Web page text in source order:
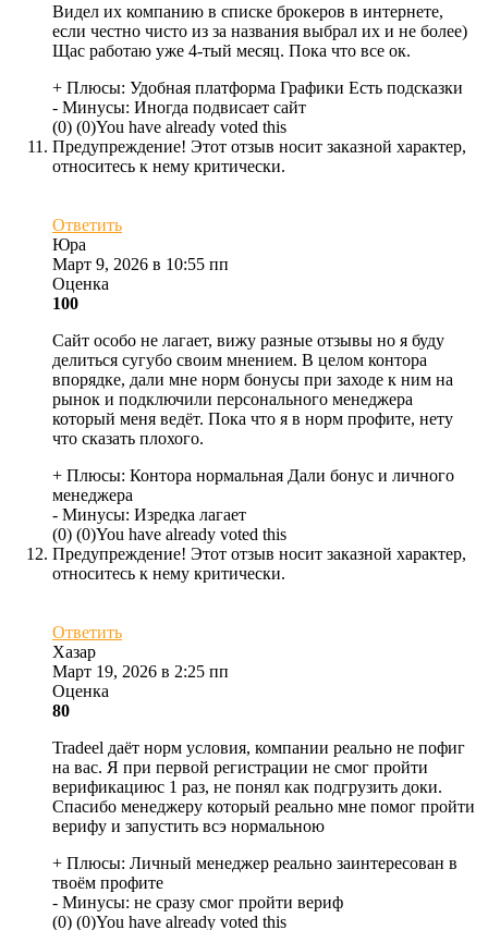
Видел их компанию в списке брокеров в интернете,
если честно чисто из за названия выбрал их и не более)
Щас работаю уже 4-тый месяц. Пока что все ок.
+ Плюсы: Удобная платформа Графики Есть подсказки
- Минусы: Иногда подвисает сайт
(0) (0)You have already voted this
Предупреждение! Этот отзыв носит заказной характер,
относитесь к нему критически.
Ответить
Юра
Март 9, 2026 в 10:55 пп
Оценка
100
Сайт особо не лагает, вижу разные отзывы но я буду
делиться сугубо своим мнением. В целом контора
впорядке, дали мне норм бонусы при заходе к ним на
рынок и подключили персонального менеджера
который меня ведёт. Пока что я в норм профите, нету
что сказать плохого.
+ Плюсы: Контора нормальная Дали бонус и личного
менеджера
- Минусы: Изредка лагает
(0) (0)You have already voted this
Предупреждение! Этот отзыв носит заказной характер,
относитесь к нему критически.
Ответить
Хазар
Март 19, 2026 в 2:25 пп
Оценка
80
Tradeel даёт норм условия, компании реально не пофиг
на вас. Я при первой регистрации не смог пройти
верификациюс 1 раз, не понял как подгрузить доки.
Спасибо менеджеру который реально мне помог пройти
верифу и запустить всэ нормальною
+ Плюсы: Личный менеджер реально заинтересован в
твоём профите
- Минусы: не сразу смог пройти вериф
(0) (0)You have already voted this